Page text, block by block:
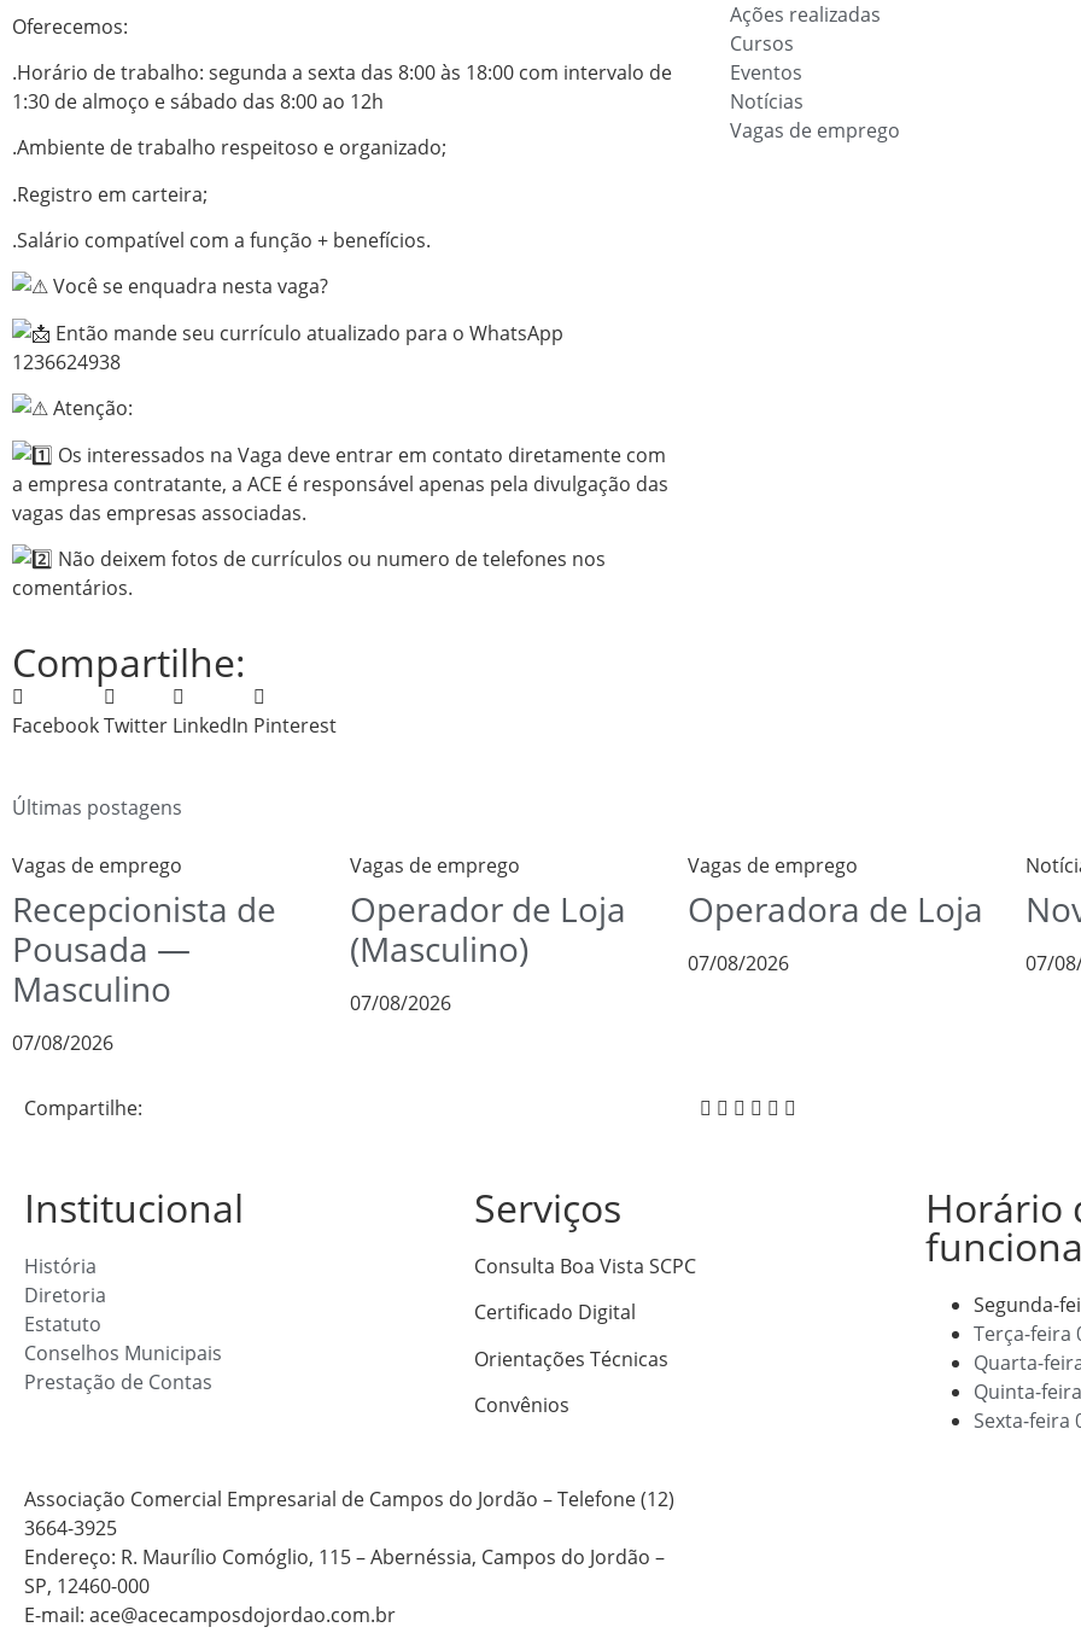
Oferecemos:
.Horário de trabalho: segunda a sexta das 8:00 às 18:00 com intervalo de
1:30 de almoço e sábado das 8:00 ao 12h
.Ambiente de trabalho respeitoso e organizado;
.Registro em carteira;
.Salário compatível com a função + benefícios.
Você se enquadra nesta vaga?
Então mande seu currículo atualizado para o WhatsApp
1236624938
Atenção:
Os interessados na Vaga deve entrar em contato diretamente com
a empresa contratante, a ACE é responsável apenas pela divulgação das
vagas das empresas associadas.
Não deixem fotos de currículos ou numero de telefones nos
comentários.
Compartilhe:
FacebookTwitter LinkedIn Pinterest
Ações realizadas
Cursos
Eventos
Notícias
Vagas de emprego
Últimas postagens
Vagas de emprego
Recepcionista de
Pousada —
Masculino
07/08/2026
Vagas de emprego
Operador de Loja
(Masculino)
07/08/2026
Vagas de emprego
Operadora de Loja
07/08/2026 07/
Compartilhe:
Institucional
História
Diretoria
Estatuto
Conselhos Municipais
Prestação de Contas
Serviços
Consulta Boa Vista SCPC
Certificado Digital
Orientações Técnicas
Convênios
Horário
Segunda-
Terça-feira
Quarta-
Quinta-feira
Sexta-feira
Associação Comercial Empresarial de Campos do Jordão – Telefone (12)
3664-3925
Endereço: R. Maurílio Comóglio, 115 – Abernéssia, Campos do Jordão –
SP, 12460-000
E-mail: ace@acecamposdojordao.com.br